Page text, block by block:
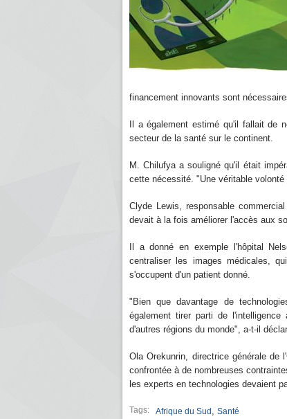
financement innovants sont
Il a également estimé qu'il fallait de
secteur de la santé sur le continent.
M. Chilufya a souligné qu'il était
cette nécessité. "Une véritable
Clyde Lewis, responsable
devait à la fois améliorer l'accès aux
Il a donné en exemple l'hôpital
centraliser les images médicales,
s'occupent d'un patient donné.
"Bien que davantage de
également tirer parti de
d'autres régions du monde", a-t-il
Ola Orekunrin, directrice générale de
confrontée à de nombreuses
les experts en technologies devaient
Tags: Afrique du Sud , Santé